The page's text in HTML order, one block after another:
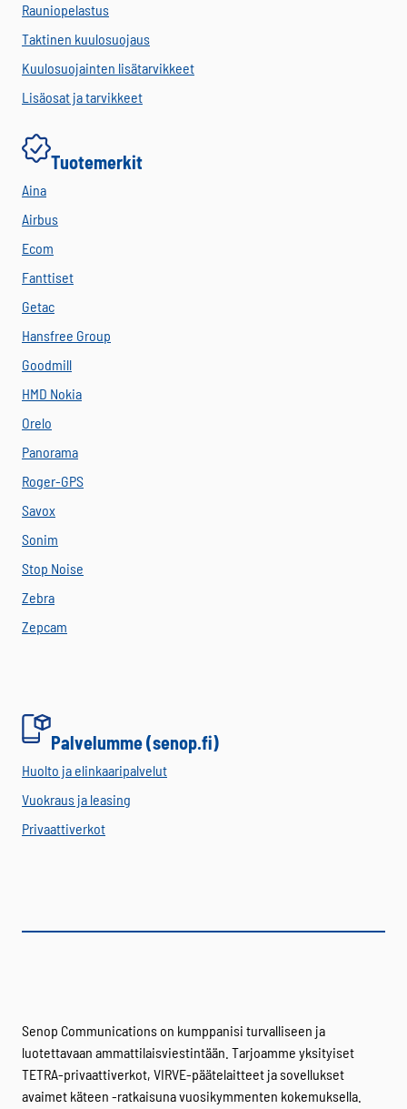
Rauniopelastus
Taktinen kuulosuojaus
Kuulosuojainten lisätarvikkeet
Lisäosat ja tarvikkeet
Tuotemerkit
Aina
Airbus
Ecom
Fanttiset
Getac
Hansfree Group
Goodmill
HMD Nokia
Orelo
Panorama
Roger-GPS
Savox
Sonim
Stop Noise
Zebra
Zepcam
Palvelumme (senop.fi)
Huolto ja elinkaaripalvelut
Vuokraus ja leasing
Privaattiverkot
Senop Communications on kumppanisi turvalliseen ja
luotettavaan ammattilaisviestintään. Tarjoamme yksityiset
TETRA-privaattiverkot, VIRVE-päätelaitteet ja sovellukset
avaimet käteen -ratkaisuna vuosikymmenten kokemuksella.